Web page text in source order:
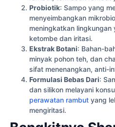
Probiotik: Sampo yang
menyeimbangkan
meningkatkan
ketombe dan iritasi.
Ekstrak Botani: Bahan-
minyak pohon teh, dan
sifat menenangkan, anti-
Formulasi Bebas Dari:
dan silikon melayani
perawatan rambut yang
mengiritasi.